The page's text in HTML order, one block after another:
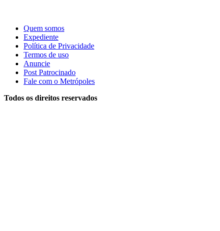
Quem somos
Expediente
Política de Privacidade
Termos de uso
Anuncie
Post Patrocinado
Fale com o Metrópoles
Todos os direitos reservados